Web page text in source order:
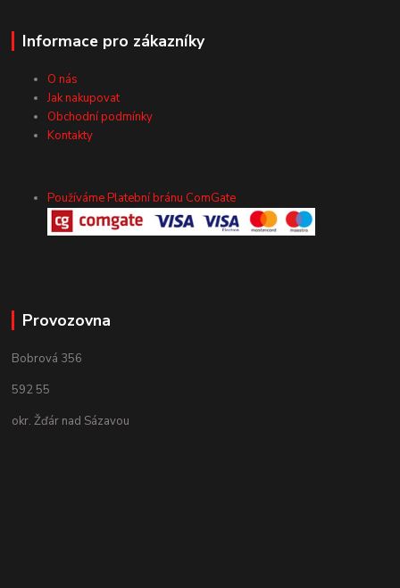
Informace pro zákazníky
O nás
Jak nakupovat
Obchodní podmínky
Kontakty
Používáme Platební bránu ComGate
Provozovna
Bobrová 356
592 55
okr. Žďár nad Sázavou